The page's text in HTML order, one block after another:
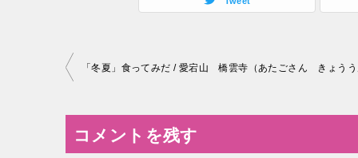
投
ナ
ビ
「冬夏」食ってみだ / 愛宕山 橋雲寺（あたごさん きょうう
コメントを残す